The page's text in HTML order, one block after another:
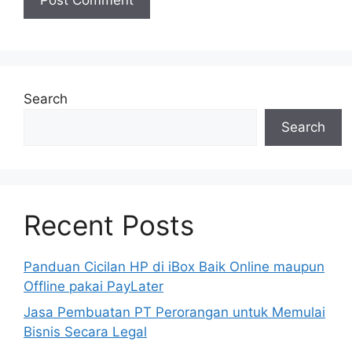
Search
Search
Recent Posts
Panduan Cicilan HP di iBox Baik Online maupun
Offline pakai PayLater
Jasa Pembuatan PT Perorangan untuk Memulai
Bisnis Secara Legal